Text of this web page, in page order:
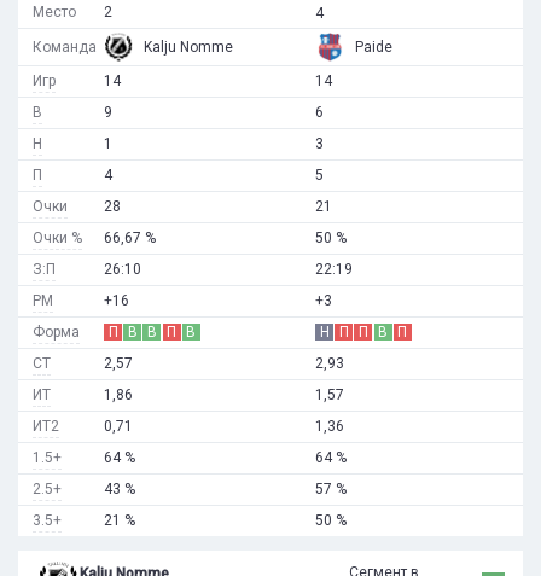
Место
Команда
Игр
В
Н
П
Очки
Очки %
З:П
РМ
Форма
СТ
ИТ
ИТ2
1.5+
2.5+
3.5+
2
Kalju Nomme
14
9
1
4
28
66,67 %
26:10
+16
П
В В П
В
2,57
1,86
0,71
64 %
43 %
21 %
4
Paide
14
6
3
5
21
50 %
22:19
+3
Н
П П В
П
2,93
1,57
1,36
64 %
57 %
50 %
Сегмент в